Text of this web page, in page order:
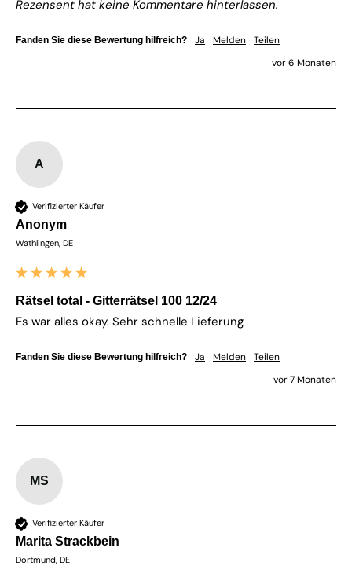
Rezensent hat keine Kommentare hinterlassen.
Fanden Sie diese Bewertung hilfreich? Ja Melden
Teilen
vor 6 Monaten
A
Verifizierter Käufer
Anonym
Wathlingen, DE
Rätsel total - Gitterrätsel 100 12/24
Es war alles okay. Sehr schnelle Lieferung
Fanden Sie diese Bewertung hilfreich? Ja Melden
Teilen
vor 7 Monaten
MS
Verifizierter Käufer
Marita Strackbein
Dortmund, DE